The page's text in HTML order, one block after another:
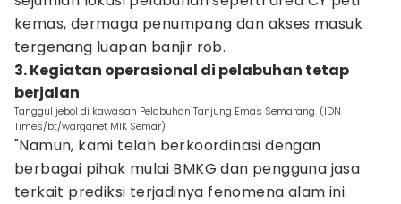
kemas, dermaga penumpang dan akses masuk
tergenang luapan banjir rob.
3. Kegiatan operasional di pelabuhan tetap
berjalan
Tanggul jebol di kawasan Pelabuhan Tanjung Emas Semarang. (IDN
Times/bt/warganet MIK Semar)
"Namun, kami telah berkoordinasi dengan
berbagai pihak mulai BMKG dan pengguna jasa
terkait prediksi terjadinya fenomena alam ini.